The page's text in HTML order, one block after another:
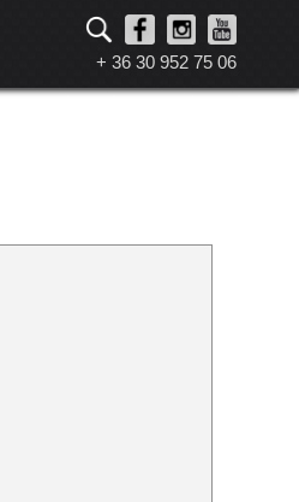
+ 36 30 952 75 06